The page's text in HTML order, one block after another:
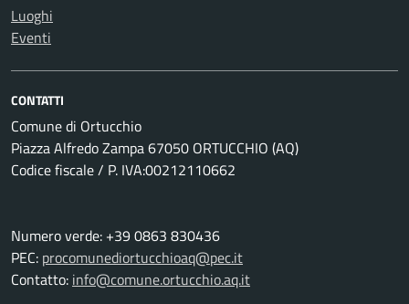
Luoghi
Eventi
CONTATTI
Comune di Ortucchio
Piazza Alfredo Zampa 67050 ORTUCCHIO (AQ)
Codice fiscale / P. IVA:00212110662
Numero verde: +39 0863 830436
PEC: procomunediortucchioaq@pec.it
Contatto: info@comune.ortucchio.aq.it